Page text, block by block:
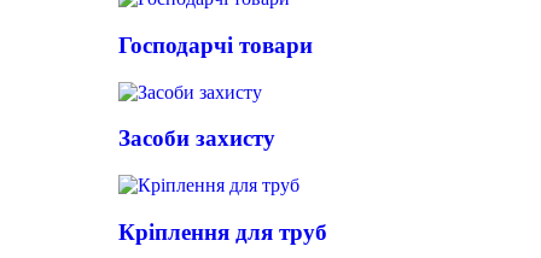
Господарчі товари
Засоби захисту
Кріплення для труб